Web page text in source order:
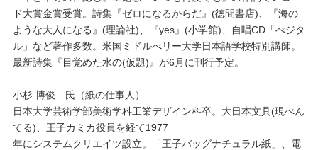
ド大賞金賞受賞。詩集『ゼロになるからだ』(徳間書店)、『海の
ような大人になる』(理論社)、『yes』(小学館)、自唱CD「べジタ
ル」など著作多数。米国ミドルべリー大学日本語学校特別講師。
最新詩集『目覚めた水の(仮題)』が6月に刊行予定。
小杉 博俊 氏（紙の仕事人）
日本大学芸術学部美術学科工業デザイン科卒。大日本文具(現ぺん
てる)、王子カミカ役員を経て1977
年にシステムクリエイツ設立。「王子バッグナチュラル紙」、電